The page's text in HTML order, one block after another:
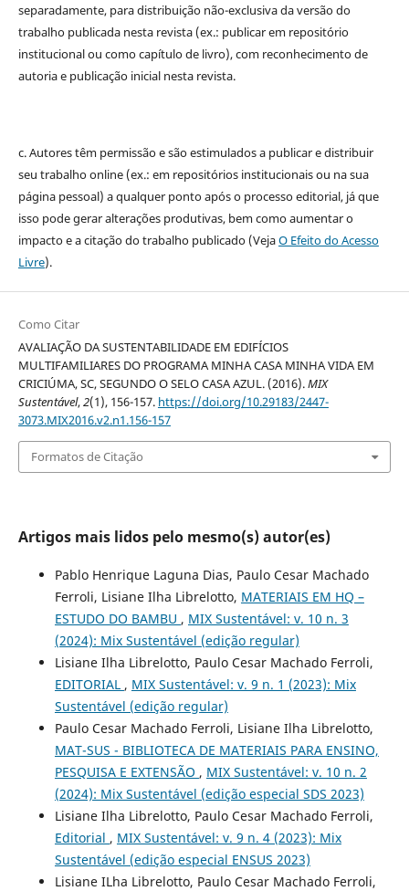
separadamente, para distribuição não-exclusiva da versão do
trabalho publicada nesta revista (ex.: publicar em repositório
institucional ou como capítulo de livro), com reconhecimento de
autoria e publicação inicial nesta revista.
c. Autores têm permissão e são estimulados a publicar e distribuir
seu trabalho online (ex.: em repositórios institucionais ou na sua
página pessoal) a qualquer ponto após o processo editorial, já que
isso pode gerar alterações produtivas, bem como aumentar o
impacto e a citação do trabalho publicado (VejaO Efeito do Acesso
Livre).
Como Citar
AVALIAÇÃO DA SUSTENTABILIDADE EM EDIFÍCIOS
MULTIFAMILIARES DO PROGRAMA MINHA CASA MINHA VIDA EM
CRICIÚMA, SC, SEGUNDO O SELO CASA AZUL. (2016).MIX
Sustentável,2(1), 156-157. https://doi.org/10.29183/2447-
3073.MIX2016.v2.n1.156-157
Formatos de Citação
Artigos mais lidos pelo mesmo(s) autor(es)
Pablo Henrique Laguna Dias, Paulo Cesar Machado
Ferroli, Lisiane Ilha Librelotto, MATERIAIS EM HQ –
ESTUDO DO BAMBU , MIX Sustentável: v. 10 n. 3
(2024): Mix Sustentável (edição regular)
Lisiane Ilha Librelotto, Paulo Cesar Machado Ferroli,
EDITORIAL , MIX Sustentável: v. 9 n. 1 (2023): Mix
Sustentável (edição regular)
Paulo Cesar Machado Ferroli, Lisiane Ilha Librelotto,
MAT-SUS - BIBLIOTECA DE MATERIAIS PARA ENSINO,
PESQUISA E EXTENSÃO , MIX Sustentável: v. 10 n. 2
(2024): Mix Sustentável (edição especial SDS 2023)
Lisiane Ilha Librelotto, Paulo Cesar Machado Ferroli,
Editorial , MIX Sustentável: v. 9 n. 4 (2023): Mix
Sustentável (edição especial ENSUS 2023)
Lisiane ILha Librelotto, Paulo Cesar Machado Ferroli,